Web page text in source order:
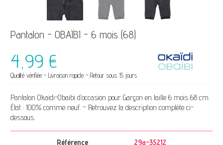
Pantalon - OBAÏBI - 6 mois (68)
4,99 €
Qualité vérifiée - Livraison rapide - Retour sous 15 jours
Pantalon Okaidi-Obaibi d’occasion pour Garçon en taille 6 mois 68 cm.
État : 100% comme neuf. – Retrouvez la description complète ci-
dessous.
Référence 29a-35212